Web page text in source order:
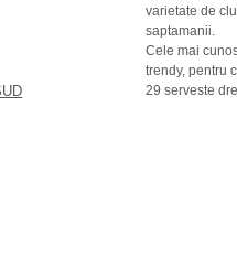
varietate de
saptamanii.
Cele mai
trendy, pentru
29 serveste